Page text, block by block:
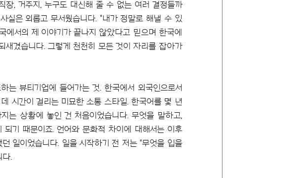
장, 거주지, 누구도 대신해 줄 수 없는 여러 결정들까
실은 외롭고 무서웠습니다. "내가 정말로 해낼 수 있
에서의 제 이야기가 끝나지 않았다고 믿으며 한국에
새겼습니다. 그렇게 천천히 모든 것이 자리를 잡아가
는 뷰티기업에 들어가는 것. 한국에서 외국인으로서
시간이 걸리는 미묘한 소통 스타일. 한국어를 몇 년
는 상황에 놓인 건 처음이었습니다. 무엇을 말하고,
기 때문이죠. 언어와 문화적 차이에 대해서는 이후
일이었습니다. 일을 시작하기 전 저는 "무엇을 입을
.